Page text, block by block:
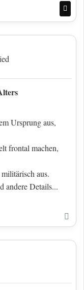
Ursprung aus,
frontal machen,
aus.
andere Details...